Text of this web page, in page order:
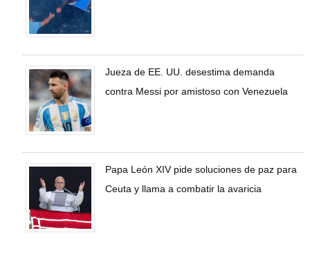
Jueza de EE. UU. desestima demanda
contra Messi por amistoso con Venezuela
Papa León XIV pide soluciones de paz para
Ceuta y llama a combatir la avaricia